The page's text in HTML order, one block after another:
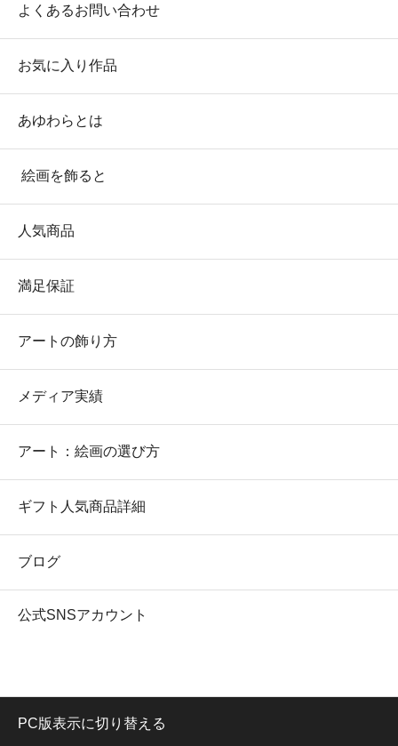
よくあるお問い合わせ
お気に入り作品
あゆわらとは
絵画を飾ると
人気商品
満足保証
アートの飾り方
メディア実績
アート：絵画の選び方
ギフト人気商品詳細
ブログ
公式SNSアカウント
PC版表示に切り替える